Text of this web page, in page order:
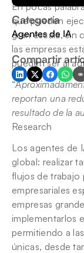
Categoría
Agentes de IA
Compartir
En pocas
que pueden
gran escala, sin
las empresas
pueden ser al
“
reportan una
resultado de la
Research
Los agentes de
global: realizar
flujos de trabajo
empresariales
empresas
implementarlos
permitiendo a
únicas, desde